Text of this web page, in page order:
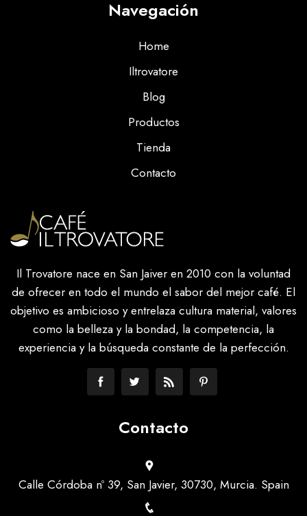
Navegación
Home
Iltrovatore
Blog
Productos
Tienda
Contacto
Il Trovatore nace en San Jaiver en 2010 con la voluntad
de ofrecer en todo el mundo el sabor del mejor café. El
objetivo es ambicioso y entrelaza cultura material, valores
como la belleza y la bondad, la competencia, la
experiencia y la búsqueda constante de la perfección.
Contacto
Calle Córdoba nº 39, San Javier, 30730, Murcia. Spain